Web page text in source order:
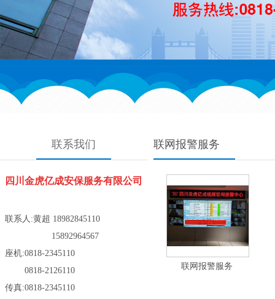
联系我们
四川金虎亿成安保服务有限公司
联系人:黄超 18982845110
15892964567
座机:0818-2345110
0818-2126110
传真:0818-2345110
联网报警服务
联网报警服务